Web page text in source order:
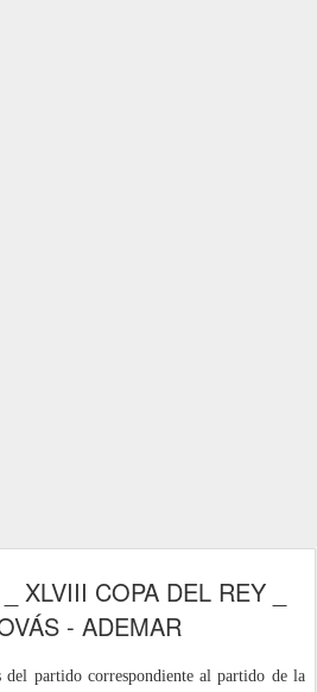
XLVIII COPA DEL REY _
- ADEMAR
del partido correspondiente al partido de la